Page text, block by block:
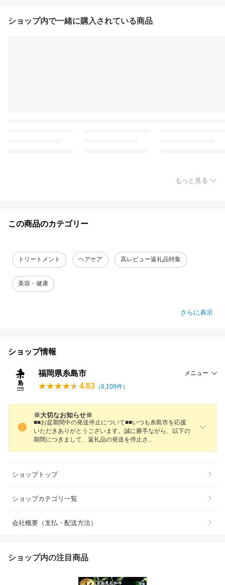
ショップ内で一緒に購入されている商品
もっと見る
この商品のカテゴリー
トリートメント ヘアケア 高レビュー返礼品特集
美容・健康
さらに表示
ショップ情報
福岡県糸島市 メニュー
4.83 （6,109件）
※大切なお知らせ※
■■お盆期間中の発送停止について■■いつも糸島市を応援
いただきありがとうございます。誠に勝手ながら、以下の
期間につきまして、返礼品の発送を停止さ
ショップトップ
ショップカテゴリ一覧
会社概要（支払・配送方法）
ショップ内の注目商品